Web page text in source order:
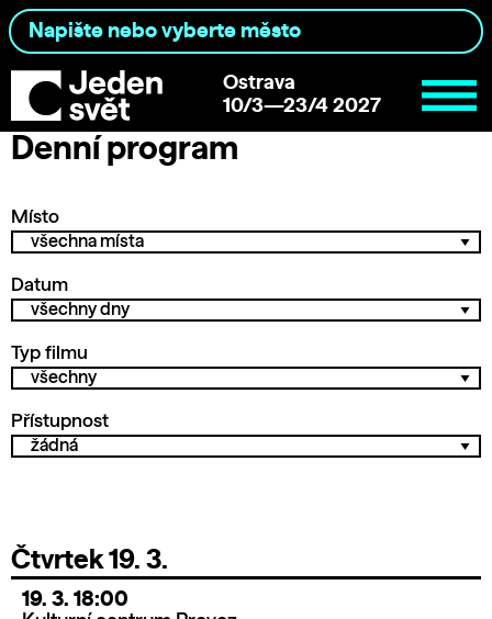
Ostrava
10/3—23/4 2027
Denní program
Místo
Datum
Typ filmu
Přístupnost
Čtvrtek 19. 3.
19. 3. 18:00